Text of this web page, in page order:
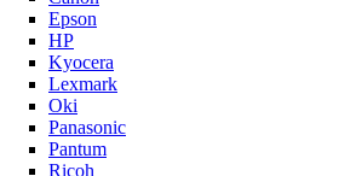
Epson
HP
Kyocera
Lexmark
Oki
Panasonic
Pantum
Ricoh